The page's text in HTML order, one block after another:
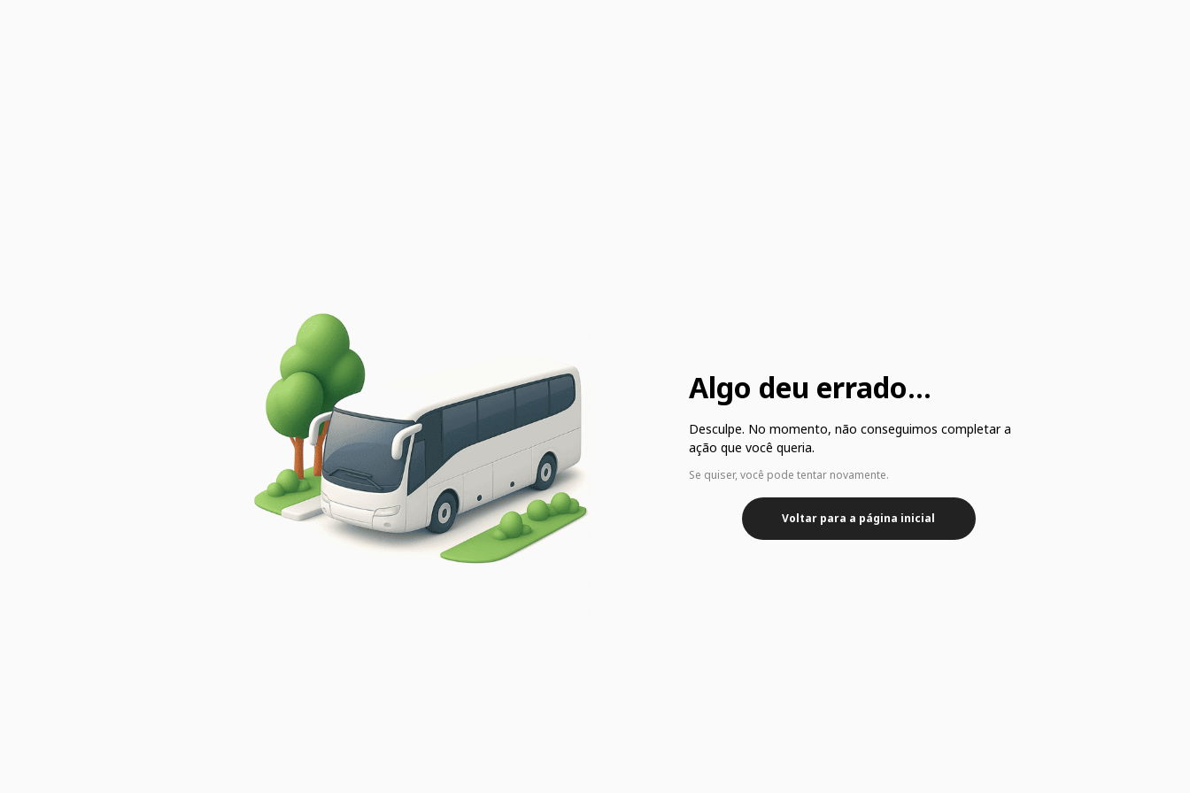
Algo deu errado...
Desculpe. No momento, não conseguimos completar a
ação que você queria.
Se quiser, você pode tentar novamente.
Voltar para a página inicial